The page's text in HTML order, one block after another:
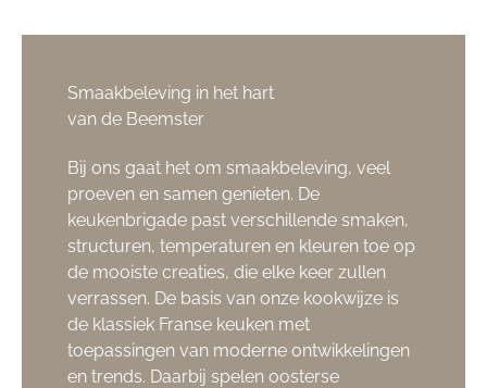
Smaakbeleving in het hart
van de Beemster
Bij ons gaat het om smaakbeleving, veel
proeven en samen genieten. De
keukenbrigade past verschillende smaken,
structuren, temperaturen en kleuren toe op
de mooiste creaties, die elke keer zullen
verrassen. De basis van onze kookwijze is
de klassiek Franse keuken met
toepassingen van moderne ontwikkelingen
en trends. Daarbij spelen oosterse